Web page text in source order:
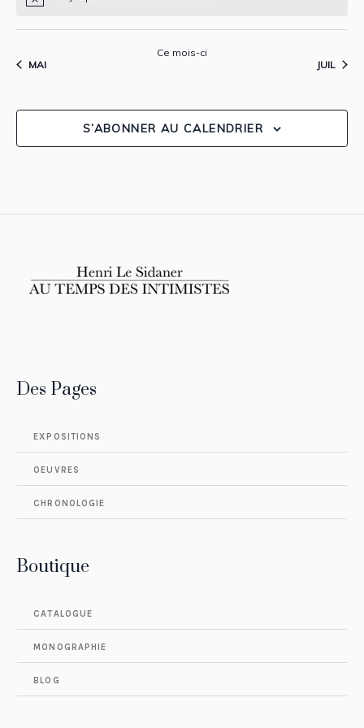
MAI
Ce mois-ci
JUIL
S’ABONNER AU CALENDRIER
Des Pages
EXPOSITIONS
OEUVRES
CHRONOLOGIE
Boutique
CATALOGUE
MONOGRAPHIE
BLOG